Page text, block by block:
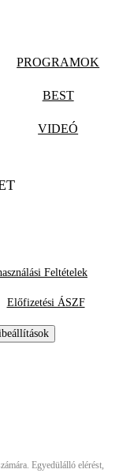
PROGRAMOK
BEST
VIDEÓ
Feltételek
Előfizetési ÁSZF
Egyedülálló elérést,